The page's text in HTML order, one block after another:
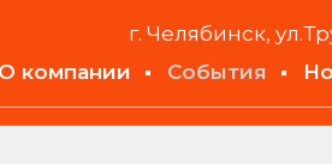
г. Челябинск,
О компании События